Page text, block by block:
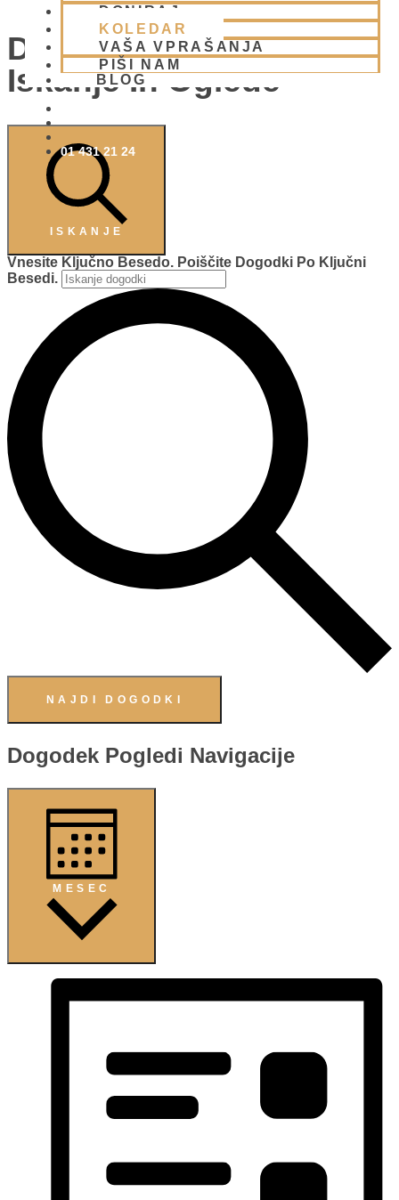
DONIRAJ
KOLEDAR
VAŠA VPRAŠANJA
PIŠI NAM
BLOG
01 431 21 24
Dogodki Navigacija Za
Iskanje In Oglede
ISKANJE
Vnesite Ključno Besedo. Poiščite Dogodki Po Ključni
Besedi.
NAJDI DOGODKI
Dogodek Pogledi Navigacije
MESEC